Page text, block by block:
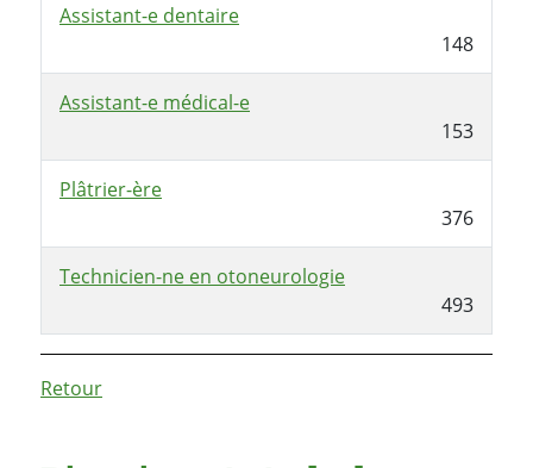
Assistant-e dentaire
148
Assistant-e médical-e
153
Plâtrier-ère
376
Technicien-ne en otoneurologie
493
Retour